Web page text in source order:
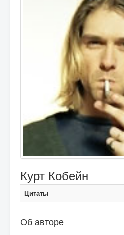
Поиск
Курт Кобейн
Цитаты
Об авторе